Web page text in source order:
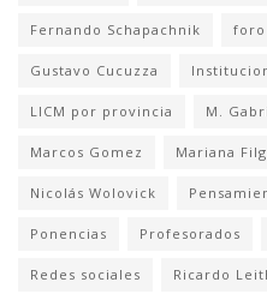
Fernando Schapachnik foro
Gustavo Cucuzza
LICM por provincia M.
Marcos Gomez Mariana
Nicolás Wolovick
Ponencias Profesorados
Redes sociales Ricardo